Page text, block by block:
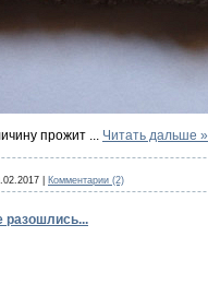
прожит Читать дальше »
Комментарии (2)